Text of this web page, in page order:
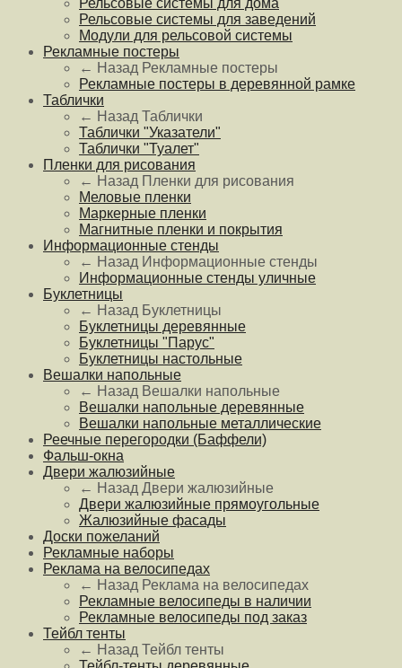
Рельсовые системы для дома
Рельсовые системы для заведений
Модули для рельсовой системы
Рекламные постеры
← Назад Рекламные постеры
Рекламные постеры в деревянной рамке
Таблички
← Назад Таблички
Таблички "Указатели"
Таблички "Туалет"
Пленки для рисования
← Назад Пленки для рисования
Меловые пленки
Маркерные пленки
Магнитные пленки и покрытия
Информационные стенды
← Назад Информационные стенды
Информационные стенды уличные
Буклетницы
← Назад Буклетницы
Буклетницы деревянные
Буклетницы "Парус"
Буклетницы настольные
Вешалки напольные
← Назад Вешалки напольные
Вешалки напольные деревянные
Вешалки напольные металлические
Реечные перегородки (Баффели)
Фальш-окна
Двери жалюзийные
← Назад Двери жалюзийные
Двери жалюзийные прямоугольные
Жалюзийные фасады
Доски пожеланий
Рекламные наборы
Реклама на велосипедах
← Назад Реклама на велосипедах
Рекламные велосипеды в наличии
Рекламные велосипеды под заказ
Тейбл тенты
← Назад Тейбл тенты